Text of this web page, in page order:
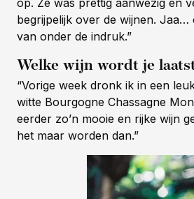
begrijpelijk over de wijnen. Jaa…
van onder de indruk.”
Welke wijn wordt je
“Vorige week dronk ik in een
witte Bourgogne Chassagne
eerder zo’n mooie en rijke wijn
het maar worden dan.”